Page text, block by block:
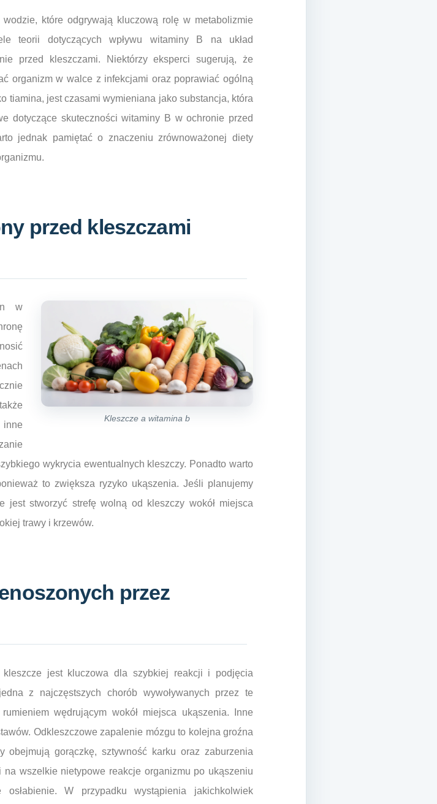
które odgrywają kluczową rolę w metabolizmie
teorii dotyczących wpływu witaminy B na układ
przed kleszczami. Niektórzy eksperci sugerują, że
organizm w walce z infekcjami oraz poprawiać ogólną
tiamina, jest czasami wymieniana jako substancja, która
dotyczące skuteczności witaminy B w ochronie przed
jednak pamiętać o znaczeniu zrównoważonej diety
przed kleszczami
Kleszcze a witamina b
w
wykrycia ewentualnych kleszczy. Ponadto warto
to zwiększa ryzyko ukąszenia. Jeśli planujemy
jest stworzyć strefę wolną od kleszczy wokół miejsca
trawy i krzewów.
przez
jest kluczowa dla szybkiej reakcji i podjęcia
z najczęstszych chorób wywoływanych przez te
wędrującym wokół miejsca ukąszenia. Inne
Odkleszczowe zapalenie mózgu to kolejna groźna
obejmują gorączkę, sztywność karku oraz zaburzenia
wszelkie nietypowe reakcje organizmu po ukąszeniu
W przypadku wystąpienia jakichkolwiek